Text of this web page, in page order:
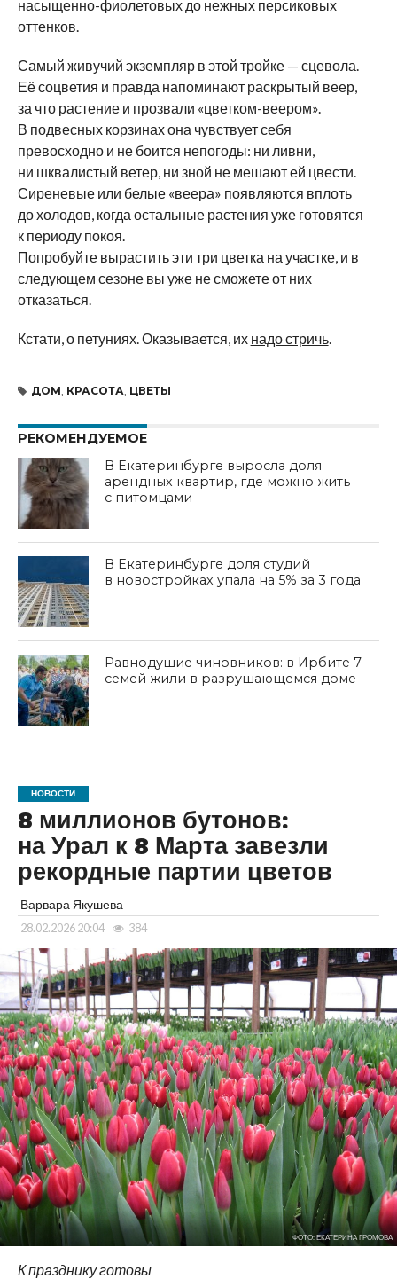
насыщенно-фиолетовых до нежных персиковых
оттенков.
Самый живучий экземпляр в этой тройке — сцевола.
Её соцветия и правда напоминают раскрытый веер,
за что растение и прозвали «цветком-веером».
В подвесных корзинах она чувствует себя
превосходно и не боится непогоды: ни ливни,
ни шквалистый ветер, ни зной не мешают ей цвести.
Сиреневые или белые «веера» появляются вплоть
до холодов, когда остальные растения уже готовятся
к периоду покоя.
Попробуйте вырастить эти три цветка на участке, и в
следующем сезоне вы уже не сможете от них
отказаться.
Кстати, о петуниях. Оказывается, их надо стричь.
ДОМ КРАСОТА ЦВЕТЫ
РЕКОМЕНДУЕМОЕ
В Екатеринбурге выросла доля
арендных квартир, где можно жить
с питомцами
В Екатеринбурге доля студий
в новостройках упала на 5% за 3 года
Равнодушие чиновников: в Ирбите 7
семей жили в разрушающемся доме
НОВОСТИ
8 миллионов бутонов:
на Урал к 8 Марта завезли
рекордные партии цветов
Варвара Якушева
28.02.2026 20:04 384
ФОТО: ЕКАТЕРИНА ГРОМОВА
К празднику готовы